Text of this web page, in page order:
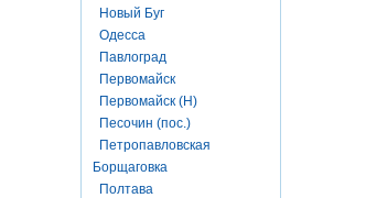
Новый Буг
Одесса
Павлоград
Первомайск
Первомайск (Н)
Песочин (пос.)
Петропавловская
Борщаговка
Полтава